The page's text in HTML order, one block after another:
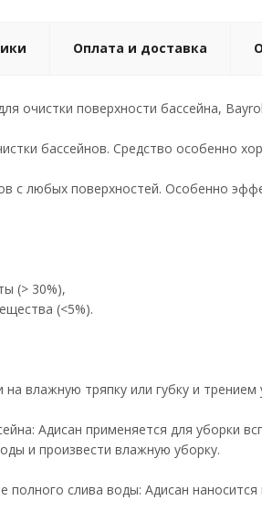
Оплата и доставка
очистки поверхности бассейна,
бассейнов. Средство особенно
с любых поверхностей. Особенно
(> 30%),
(<5%).
влажную тряпку или губку и трением
Адисан применяется для уборки
и произвести влажную уборку.
полного слива воды: Адисан